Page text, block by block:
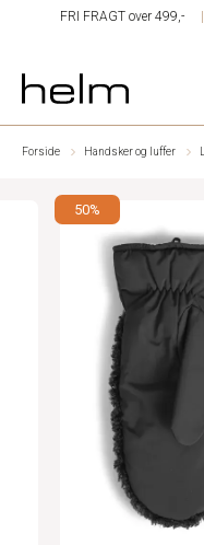
FRI FRAGT over 499,-
Forside Handsker og luffer
50%